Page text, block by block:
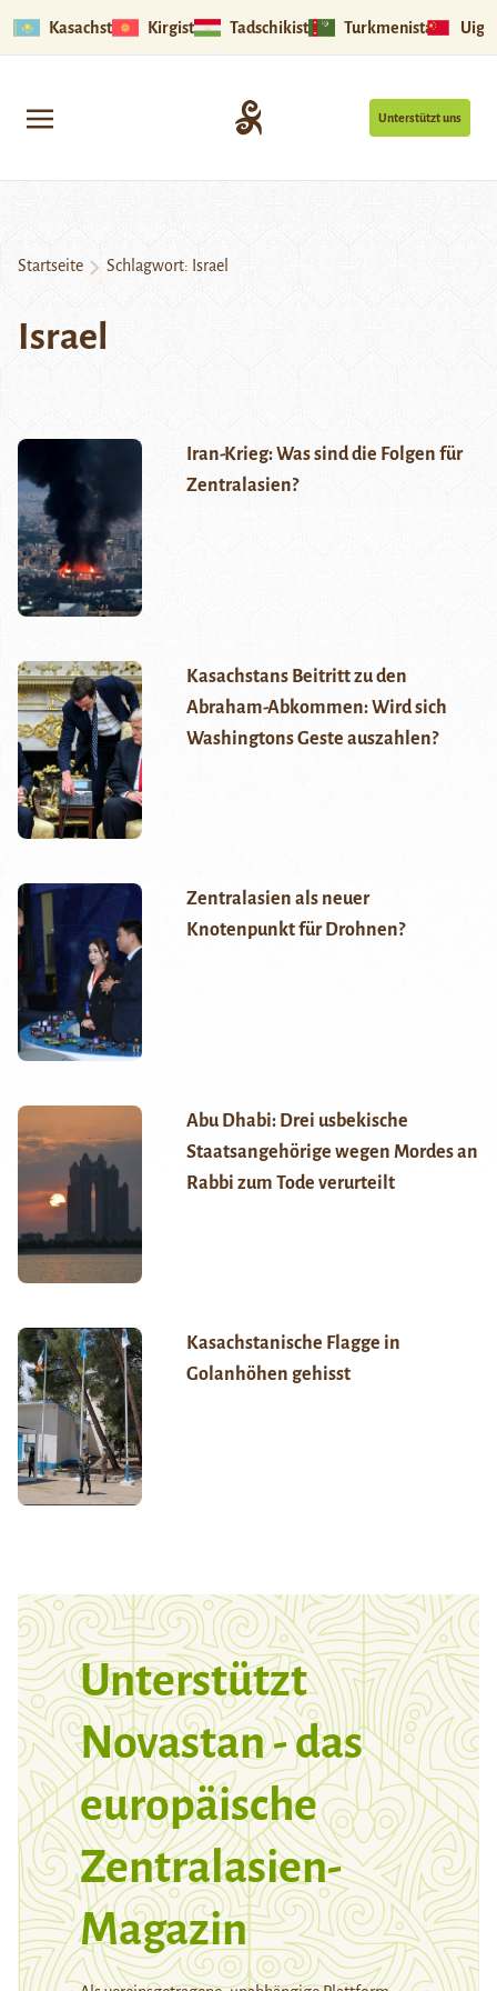
Kasachstan Kirgistan Tadschikistan Turkmenistan
Unterstützt uns
Startseite Schlagwort: Israel
Israel
Iran-Krieg: Was sind die Folgen für
Zentralasien?
Kasachstans Beitritt zu den
Abraham-Abkommen: Wird sich
Washingtons Geste auszahlen?
Zentralasien als neuer
Knotenpunkt für Drohnen?
Abu Dhabi: Drei usbekische
Staatsangehörige wegen Mordes an
Rabbi zum Tode verurteilt
Kasachstanische Flagge in
Golanhöhen gehisst
Unterstützt
Novastan - das
europäische
Zentralasien-
Magazin